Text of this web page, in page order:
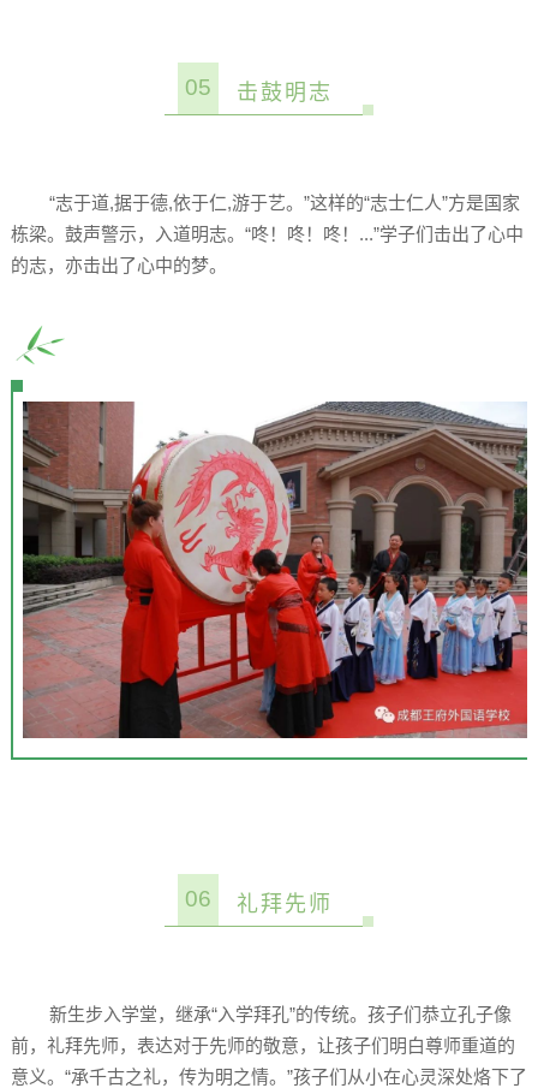
05 击鼓明志
“志于道,据于德,依于仁,游于艺。”这样的“志士仁人”方是国家
栋梁。鼓声警示，入道明志。“咚！咚！咚！...”学子们击出了心中
的志，亦击出了心中的梦。
06 礼拜先师
新生步入学堂，继承“入学拜孔”的传统。孩子们恭立孔子像
前，礼拜先师，表达对于先师的敬意，让孩子们明白尊师重道的
意义。“承千古之礼，传为明之情。”孩子们从小在心灵深处烙下了